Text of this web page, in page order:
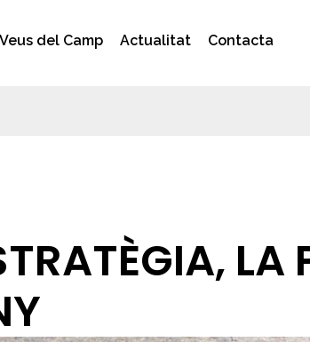
Veus del Camp Actualitat Contacta